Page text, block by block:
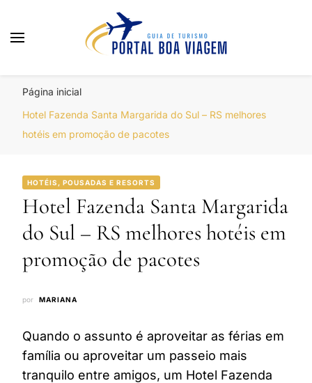
Página inicial
Hotel Fazenda Santa Margarida do Sul – RS melhores
hotéis em promoção de pacotes
HOTÉIS, POUSADAS E RESORTS
Hotel Fazenda Santa Margarida
do Sul – RS melhores hotéis em
promoção de pacotes
por MARIANA
Quando o assunto é aproveitar as férias em
família ou aproveitar um passeio mais
tranquilo entre amigos, um Hotel Fazenda